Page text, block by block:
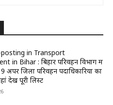
in Transport
in Bihar : बिहार परिवहन विभाग में
अपर जिला परिवहन पदाधिकारियों का
देखें पूरी लिस्ट